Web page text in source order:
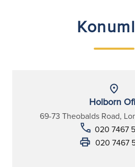
Holborn
69-73 Theobalds Road,
020 7467
020 7467